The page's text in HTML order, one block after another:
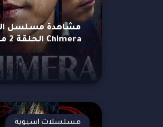
مشاهدة مسلسل
Chimera الحلقة 2 مترجمة
مسلسلات اسيوية